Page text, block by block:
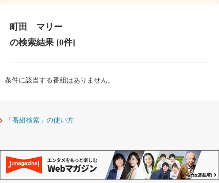
町田 マリー
の検索結果[0件]
条件に該当する番組はありません。
「番組検索」の使い方